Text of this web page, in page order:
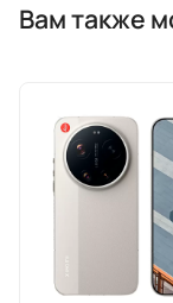
Вам также